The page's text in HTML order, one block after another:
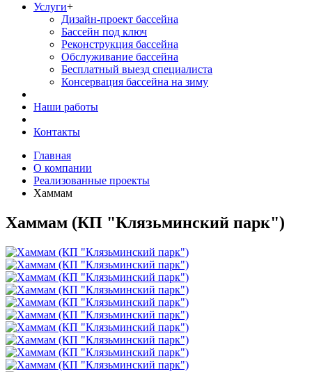
Услуги+
Дизайн-проект бассейна
Бассейн под ключ
Реконструкция бассейна
Обслуживание бассейна
Бесплатный выезд специалиста
Консервация бассейна на зиму
Наши работы
Контакты
Главная
О компании
Реализованные проекты
Хаммам
Хаммам (КП "Клязьминский парк")